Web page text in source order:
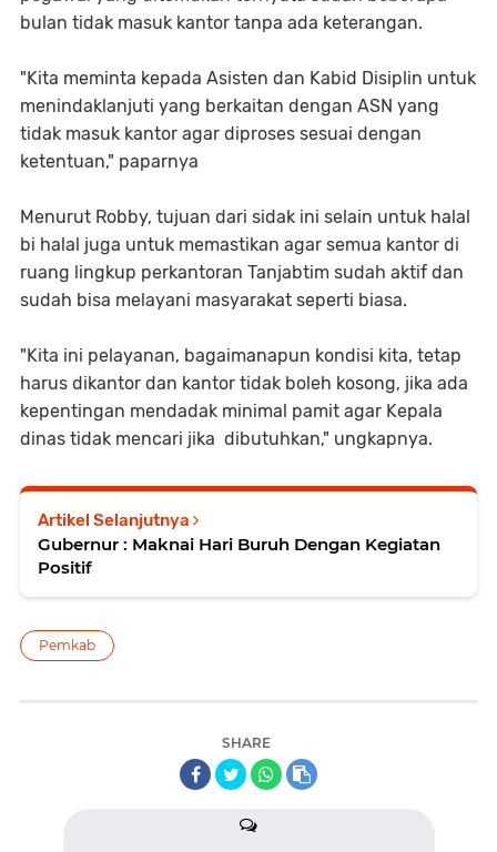
bulan tidak masuk kantor tanpa ada keterangan.
"Kita meminta kepada Asisten dan Kabid Disiplin untuk
menindaklanjuti yang berkaitan dengan ASN yang
tidak masuk kantor agar diproses sesuai dengan
ketentuan," paparnya
Menurut Robby, tujuan dari sidak ini selain untuk halal
bi halal juga untuk memastikan agar semua kantor di
ruang lingkup perkantoran Tanjabtim sudah aktif dan
sudah bisa melayani masyarakat seperti biasa.
"Kita ini pelayanan, bagaimanapun kondisi kita, tetap
harus dikantor dan kantor tidak boleh kosong, jika ada
kepentingan mendadak minimal pamit agar Kepala
dinas tidak mencari jika dibutuhkan," ungkapnya.
Artikel Selanjutnya
Gubernur : Maknai Hari Buruh Dengan Kegiatan
Positif
Pemkab
SHARE